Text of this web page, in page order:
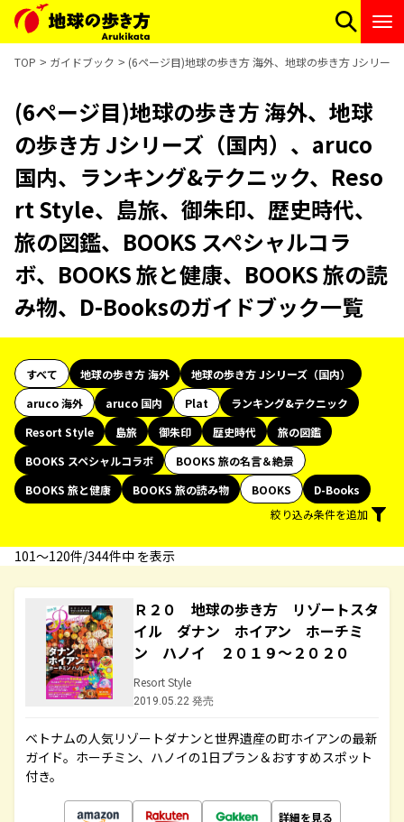
TOP ガイドブック (6ページ目)地球の歩き方 海外、地球の歩き方 Jシリー
(6ページ目)地球の歩き方 海外、地球
の歩き方 Jシリーズ（国内）、aruco
国内、ランキング&テクニック、Reso
rt Style、島旅、御朱印、歴史時代、
旅の図鑑、BOOKS スペシャルコラ
ボ、BOOKS 旅と健康、BOOKS 旅の読
み物、D-Booksのガイドブック一覧
すべて 地球の歩き方 海外
地球の歩き方 Jシリーズ（国内）
aruco 海外
aruco 国内 Plat
ランキング&テクニック
Resort Style
島旅 御朱印 歴史時代
旅の図鑑
BOOKS スペシャルコラボ
BOOKS 旅の名言＆絶景
BOOKS 旅と健康
BOOKS 旅の読み物 BOOKS
D-Books
絞り込み条件を追加
101〜120件/344件中 を表示
Ｒ２０ 地球の歩き方 リゾートスタ
イル ダナン ホイアン ホーチミ
ン ハノイ ２０１９～２０２０
Resort Style
2019.05.22 発売
ベトナムの人気リゾートダナンと世界遺産の町ホイアンの最新
ガイド。ホーチミン、ハノイの1日プラン＆おすすめスポット
付き。
詳細を見る